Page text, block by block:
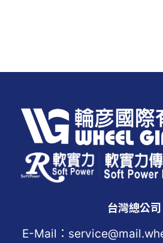
台灣總公司
E-Mail：